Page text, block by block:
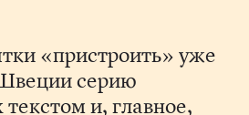
«пристроить» уже
серию
и, главное,